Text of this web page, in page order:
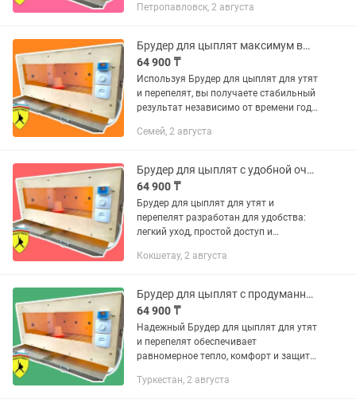
для быстрого роста. Брудер для
Петропавловск, 2 августа
Брудер для цыплят максимум выживаемости птицы
64 900 ₸
Используя Брудер для цыплят для утят
и перепелят, вы получаете стабильный
результат независимо от времени года
для утят и перепелят от KADYROV
Семей, 2 августа
Брудер для цыплят с удобной очисткой и уходом
64 900 ₸
Брудер для цыплят для утят и
перепелят разработан для удобства:
легкий уход, простой доступ и
владельца. Комфорт, тепло и
Брудер...
Кокшетау, 2 августа
Брудер для цыплят с продуманной вентиляцией
64 900 ₸
Надежный Брудер для цыплят для утят
и перепелят обеспечивает
равномерное тепло, комфорт и защиту
выживаемость и здоровье птицы.
Туркестан, 2 августа